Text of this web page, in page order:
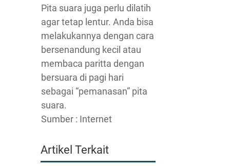
Pita suara juga perlu dilatih
agar tetap lentur. Anda bisa
melakukannya dengan cara
bersenandung kecil atau
membaca paritta dengan
bersuara di pagi hari
sebagai “pemanasan” pita
suara.
Sumber : Internet
Artikel Terkait